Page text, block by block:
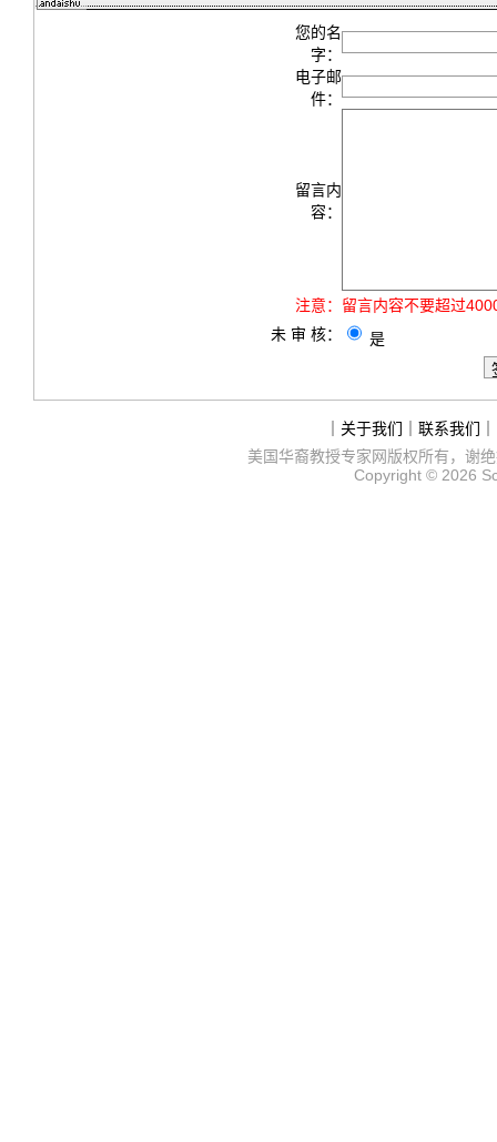
您的名
字：
电子邮
件：
留言内
容：
注意： 留言内容不要超过
未 审 核：
是
关于我们 联系我们
美国华裔教授专家网版权所有，谢
Copyright © 2026